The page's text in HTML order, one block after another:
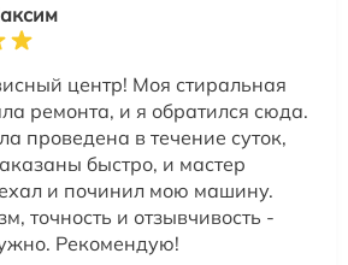
центр! Моя стиральная
ремонта, и я обратился сюда.
проведена в течение суток,
быстро, и мастер
и починил мою машину.
точность и отзывчивость -
Рекомендую!